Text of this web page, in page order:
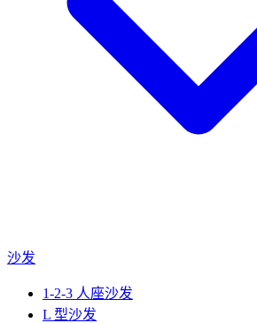
沙发
1-2-3 人座沙发
L 型沙发